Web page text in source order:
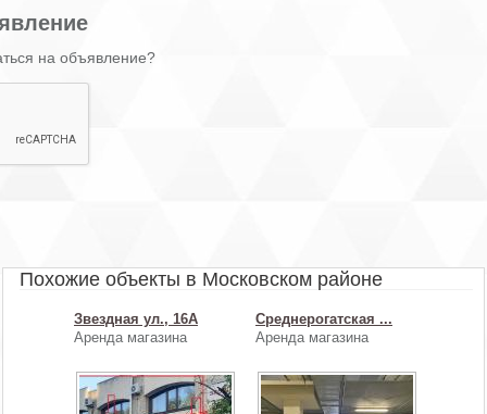
на объявление?
Похожие объекты в Московском районе
Звездная ул., 16А
Аренда магазина
Среднерогатская ...
Аренда магазина